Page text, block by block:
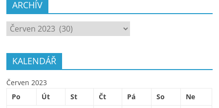
ARCHÍV
ARCHÍV
KALENDÁŘ
Červen 2023
Po
Út St Čt Pá So
Ne